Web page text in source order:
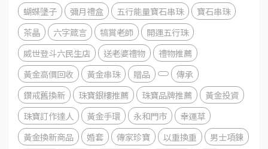
蝴蝶墬子 彌月禮盒 五行能量寶石串珠
寶石串珠
茶晶
六字箴言 犒賞老師
開運五行珠
威世登斗六民生店
送老婆禮物
禮物推薦
黃金高價回收
黃金串珠 贈品
傳承
鑽戒舊換新
珠寶銀樓推薦 珠寶品牌推薦
黃金投資
珠寶訂作達人
黃金手環 永和門市
幸運草
黃金換新商品
婚套 傳家珍寶 以重換重
男士項鍊